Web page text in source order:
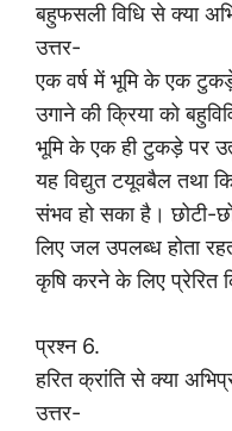
बहुफसली विधि से क्या
उत्तर-
एक वर्ष में भूमि के एक
उगाने की क्रिया को
भूमि के एक ही टुकड़े पर
यह विद्युत टयूवबैल तथा
संभव हो सका है। छोटी-
लिए जल उपलब्ध होता
कृषि करने के लिए प्रेरित
प्रश्न 6.
हरित क्रांति से क्या
उत्तर-